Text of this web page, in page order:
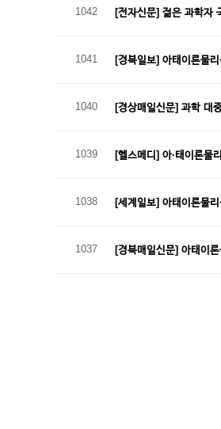
1042 [전자신문] 젊은 과학자
1041 [경북일보] 아태이론물
1040 [경상매일신문] 과학 대
1039 [헬스메디] 아·태이론물
1038 [세계일보] 아태이론물
1037 [경북매일신문] 아태이